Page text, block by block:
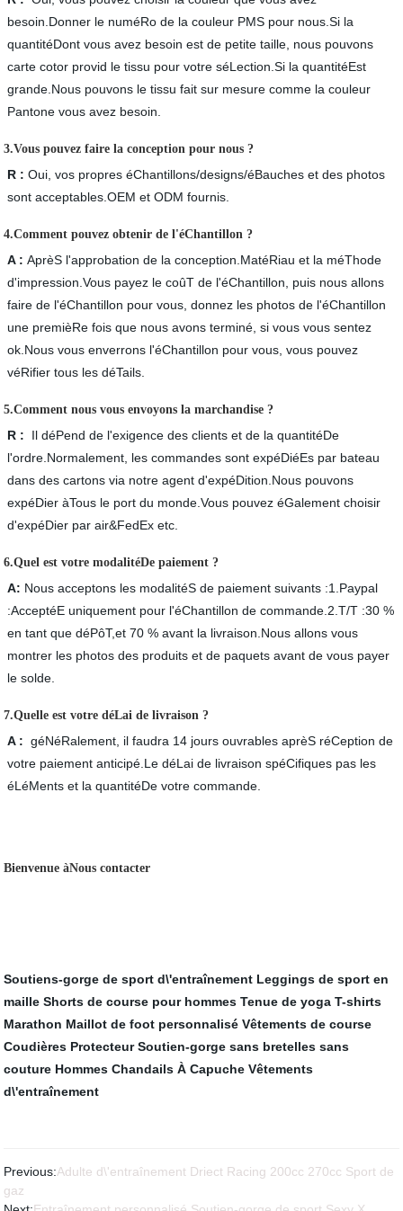
besoin.Donner le numéRo de la couleur PMS pour nous.Si la
quantitéDont vous avez besoin est de petite taille, nous pouvons
carte cotor provid le tissu pour votre séLection.Si la quantitéEst
grande.Nous pouvons le tissu fait sur mesure comme la couleur
Pantone vous avez besoin.
3.Vous pouvez faire la conception pour nous ?
R : Oui, vos propres éChantillons/designs/éBauches et des photos
sont acceptables.OEM et ODM fournis.
4.Comment pouvez obtenir de l'éChantillon ?
A : AprèS l'approbation de la conception.MatéRiau et la méThode
d'impression.Vous payez le coûT de l'éChantillon, puis nous allons
faire de l'éChantillon pour vous, donnez les photos de l'éChantillon
une premièRe fois que nous avons terminé, si vous vous sentez
ok.Nous vous enverrons l'éChantillon pour vous, vous pouvez
véRifier tous les déTails.
5.Comment nous vous envoyons la marchandise ?
R :
Il déPend de l'exigence des clients et de la quantitéDe
l'ordre.Normalement, les commandes sont expéDiéEs par bateau
dans des cartons via notre agent d'expéDition.Nous pouvons
expéDier àTous le port du monde.Vous pouvez éGalement choisir
d'expéDier par air&FedEx etc.
6.Quel est votre modalitéDe paiement ?
A: Nous acceptons les modalitéS de paiement suivants :1.Paypal
:AcceptéE uniquement pour l'éChantillon de commande.2.T/T :30 %
en tant que déPôT,et 70 % avant la livraison.Nous allons vous
montrer les photos des produits et de paquets avant de vous payer
le solde.
7.Quelle est votre déLai de livraison ?
A : géNéRalement, il faudra 14 jours ouvrables aprèS réCeption de
votre paiement anticipé.Le déLai de livraison spéCifiques pas les
éLéMents et la quantitéDe votre commande.
Bienvenue àNous contacter
Soutiens-gorge de sport d\'entraînement Leggings de sport en
maille Shorts de course pour hommes Tenue de yoga T-shirts
Marathon Maillot de foot personnalisé Vêtements de course
Coudières Protecteur Soutien-gorge sans bretelles sans
couture Hommes Chandails À Capuche Vêtements
d\'entraînement
Previous:Adulte d\'entraînement Driect Racing 200cc 270cc Sport de
gaz